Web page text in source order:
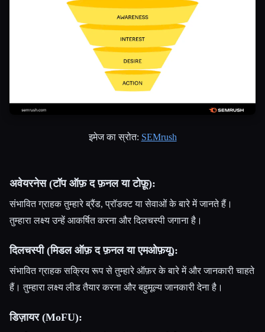
इमेज का स्रोत: SEMrush
अवेयरनेस (टॉप ऑफ़ द फ़नल या टोफ़ू):
संभावित ग्राहक तुम्हारे ब्रैंड, प्रॉडक्ट या सेवाओं के बारे में जानते हैं।
तुम्हारा लक्ष्य उन्हें आकर्षित करना और दिलचस्पी जगाना है।
दिलचस्पी (मिडल ऑफ़ द फ़नल या एमओफ़यू):
संभावित ग्राहक सक्रिय रूप से तुम्हारे ऑफ़र के बारे में और जानकारी चाहते
हैं। तुम्हारा लक्ष्य लीड तैयार करना और बहुमूल्य जानकारी देना है।
डिज़ायर (MoFU):